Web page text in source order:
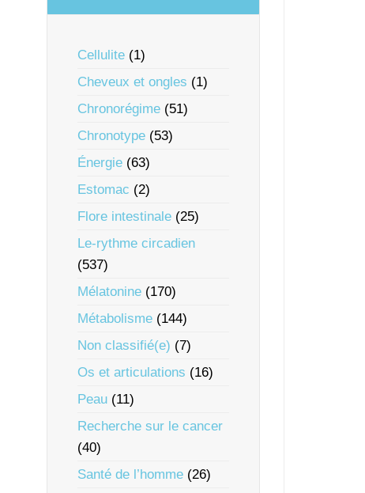
Cellulite (1)
Cheveux et ongles (1)
Chronorégime (51)
Chronotype (53)
Énergie (63)
Estomac (2)
Flore intestinale (25)
Le-rythme circadien
(537)
Mélatonine (170)
Métabolisme (144)
Non classifié(e) (7)
Os et articulations (16)
Peau (11)
Recherche sur le cancer
(40)
Santé de l’homme (26)